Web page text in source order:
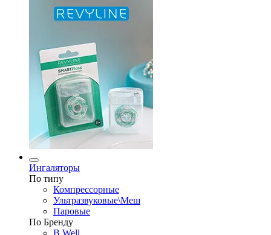
Ингаляторы
По типу
Компрессорные
Ультразвуковые\Меш
Паровые
По Бренду